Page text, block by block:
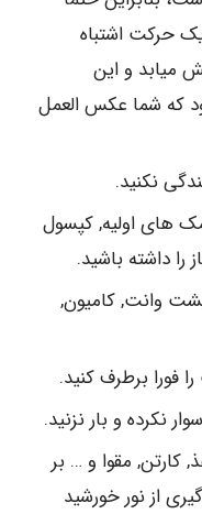
یک حرکت اشتباه
میابد و این
که شما عکس العمل
نکنید.
های اولیه, کپسول
را داشته باشید.
پشت وانت, کامیون,
برطرف کنید.
نکرده و بار نزنید.
کارتن, مقوا و … بر
از نور خورشید